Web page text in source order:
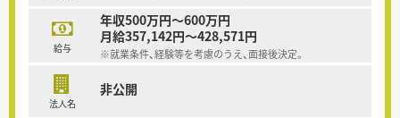
給与
年収500万円～600万円
月給357,142円～428,571円
※就業条件、経験等を考慮のうえ、面接後決定。
法人名
非公開